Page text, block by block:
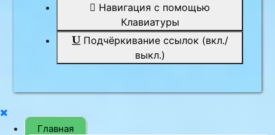
Навигация с помощью
Клавиатуры
Подчёркивание ссылок (вкл./
выкл.)
Главная